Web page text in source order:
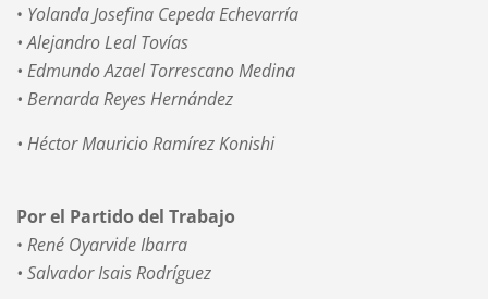
• Yolanda Josefina Cepeda Echevarría
• Alejandro Leal Tovías
• Edmundo Azael Torrescano Medina
• Bernarda Reyes Hernández
• Héctor Mauricio Ramírez Konishi
Por el Partido del Trabajo
• René Oyarvide Ibarra
• Salvador Isais Rodríguez